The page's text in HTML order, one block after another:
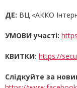
ДЕ: ВЦ «АККО
УМОВИ участі:
КВИТКИ: https://
Слідкуйте за